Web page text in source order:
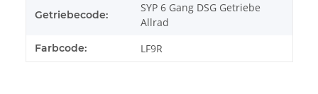
Getriebecode:
SYP 6 Gang DSG Getriebe
Allrad
Farbcode: LF9R